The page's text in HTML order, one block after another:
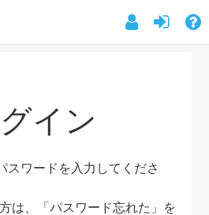
イン
スワードを入力してくださ
は、「パスワード忘れた」を